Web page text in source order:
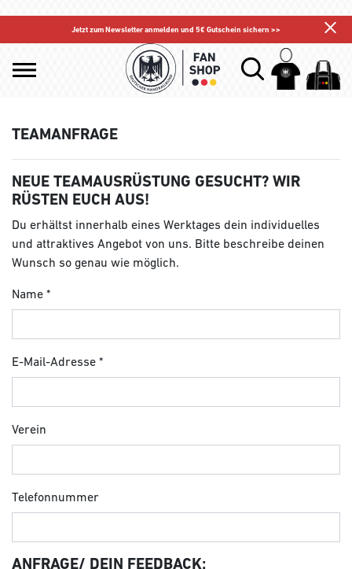
Jetzt zum Newsletter anmelden und 5€ Gutschein sichern >>
TEAMANFRAGE
NEUE TEAMAUSRÜSTUNG GESUCHT? WIR
RÜSTEN EUCH AUS!
Du erhältst innerhalb eines Werktages dein individuelles
und attraktives Angebot von uns. Bitte beschreibe deinen
Wunsch so genau wie möglich.
Name
E-Mail-Adresse
Verein
Telefonnummer
ANFRAGE/ DEIN FEEDBACK: